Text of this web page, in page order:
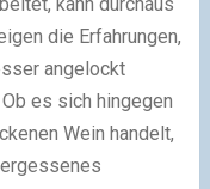
kann durchaus
die Erfahrungen,
angelockt
es sich hingegen
Wein handelt,